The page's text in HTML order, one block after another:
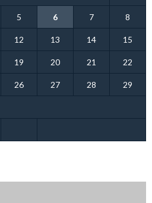
5 6 7 8
12 13 14 15
19 20 21 22
26 27 28 29